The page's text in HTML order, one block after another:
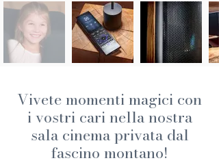
Vivete momenti magici con
i vostri cari nella nostra
sala cinema privata dal
fascino montano!